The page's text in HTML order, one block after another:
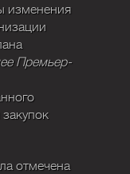
изменения
Премьер-
отмечена